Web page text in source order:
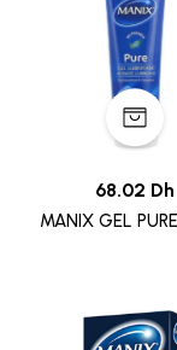
68.02 Dh
MANIX GEL